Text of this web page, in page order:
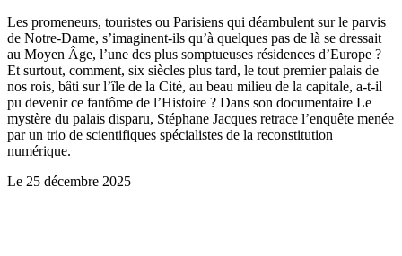
Les promeneurs, touristes ou Parisiens qui déambulent sur le parvis
de Notre-Dame, s’imaginent-ils qu’à quelques pas de là se dressait
au Moyen Âge, l’une des plus somptueuses résidences d’Europe ?
Et surtout, comment, six siècles plus tard, le tout premier palais de
nos rois, bâti sur l’île de la Cité, au beau milieu de la capitale, a-t-il
pu devenir ce fantôme de l’Histoire ? Dans son documentaire Le
mystère du palais disparu, Stéphane Jacques retrace l’enquête menée
par un trio de scientifiques spécialistes de la reconstitution
numérique.
Le 25 décembre 2025